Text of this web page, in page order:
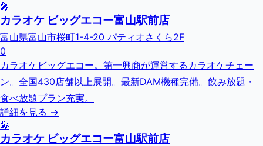
🎤
カラオケ ビッグエコー富山駅前店
富山県富山市桜町1-4-20 パティオさくら2F
0
カラオケビッグエコー。第一興商が運営するカラオケチェー
ン。全国430店舗以上展開。最新DAM機種完備。飲み放題・
食べ放題プラン充実。
詳細を見る →
🎤
カラオケ ビッグエコー富山駅前店